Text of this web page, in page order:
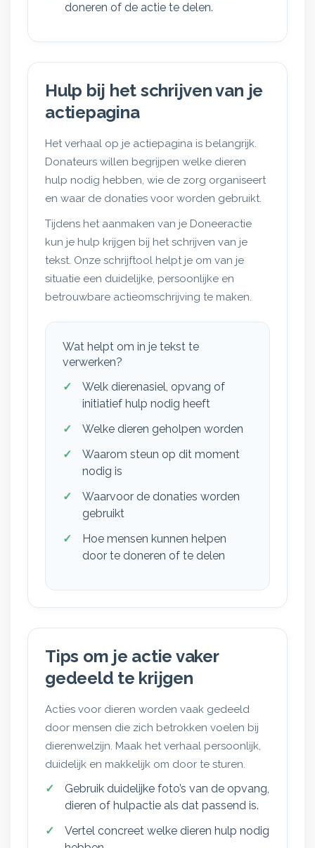
doneren of de actie te delen.
Hulp bij het schrijven van je
actiepagina
Het verhaal op je actiepagina is belangrijk.
Donateurs willen begrijpen welke dieren
hulp nodig hebben, wie de zorg organiseert
en waar de donaties voor worden gebruikt.
Tijdens het aanmaken van je Doneeractie
kun je hulp krijgen bij het schrijven van je
tekst. Onze schrijftool helpt je om van je
situatie een duidelijke, persoonlijke en
betrouwbare actieomschrijving te maken.
Wat helpt om in je tekst te
verwerken?
Welk dierenasiel, opvang of
initiatief hulp nodig heeft
Welke dieren geholpen worden
Waarom steun op dit moment
nodig is
Waarvoor de donaties worden
gebruikt
Hoe mensen kunnen helpen
door te doneren of te delen
Tips om je actie vaker
gedeeld te krijgen
Acties voor dieren worden vaak gedeeld
door mensen die zich betrokken voelen bij
dierenwelzijn. Maak het verhaal persoonlijk,
duidelijk en makkelijk om door te sturen.
Gebruik duidelijke foto’s van de opvang,
dieren of hulpactie als dat passend is.
Vertel concreet welke dieren hulp nodig